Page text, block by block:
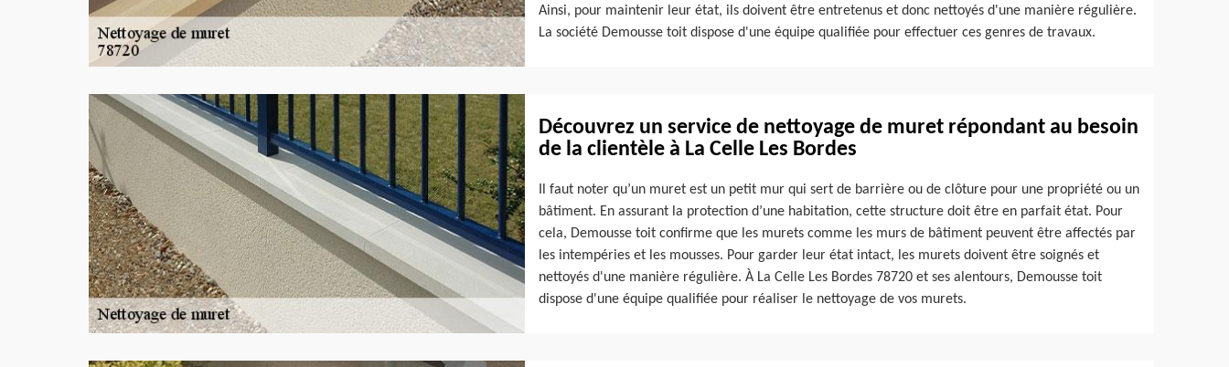
Ainsi, pour maintenir leur état, ils doivent être entretenus et donc nettoyés d'une manière régulière.
La société Demousse toit dispose d'une équipe qualifiée pour effectuer ces genres de travaux.
Découvrez un service de nettoyage de muret répondant au besoin
de la clientèle à La Celle Les Bordes
Il faut noter qu’un muret est un petit mur qui sert de barrière ou de clôture pour une propriété ou un
bâtiment. En assurant la protection d’une habitation, cette structure doit être en parfait état. Pour
cela, Demousse toit confirme que les murets comme les murs de bâtiment peuvent être affectés par
les intempéries et les mousses. Pour garder leur état intact, les murets doivent être soignés et
nettoyés d'une manière régulière. À La Celle Les Bordes 78720 et ses alentours, Demousse toit
dispose d'une équipe qualifiée pour réaliser le nettoyage de vos murets.